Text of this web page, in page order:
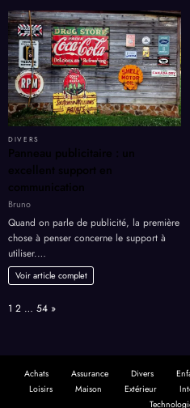
DIVERS
Panneau publicitaire : un
excellent support en
communication
Bruno
Quand on parle de publicité, la première
chose à penser concerne le support à
utiliser.…
Voir article complet
Page:
1 2 … 54 Next
»
Achats Assurance Divers
Loisirs
Maison Extérieur